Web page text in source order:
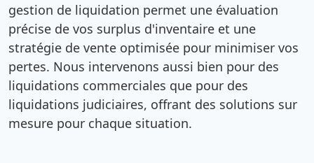
gestion de liquidation permet une évaluation
précise de vos surplus d'inventaire et une
stratégie de vente optimisée pour minimiser vos
pertes. Nous intervenons aussi bien pour des
liquidations commerciales que pour des
liquidations judiciaires, offrant des solutions sur
mesure pour chaque situation.